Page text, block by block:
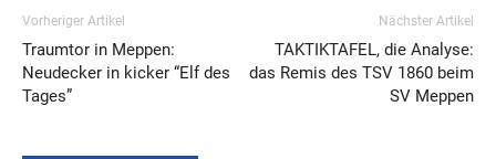
Vorheriger Artikel
Traumtor in Meppen:
Neudecker in kicker “Elf des
Tages”
Nächster Artikel
TAKTIKTAFEL, die Analyse:
das Remis des TSV 1860 beim
SV Meppen